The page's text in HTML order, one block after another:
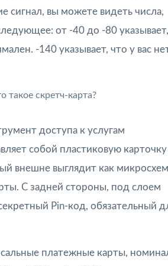
сигнал, вы можете видеть числа,
от -40 до -80 указывает,
-140 указывает, что у вас
такое скретч-карта?
доступа к услугам
собой пластиковую карточку
внешне выглядит как
С задней стороны, под слоем
Pin-код, обязательный
платежные карты,